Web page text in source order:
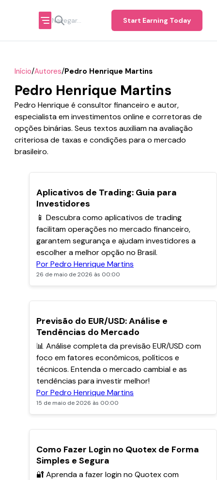
Start Earning Today
Início/Autores/Pedro Henrique Martins
Pedro Henrique Martins
Pedro Henrique é consultor financeiro e autor,
especialista em investimentos online e corretoras de
opções binárias. Seus textos auxiliam na avaliação
criteriosa de taxas e condições para o mercado
brasileiro.
Aplicativos de Trading: Guia para
Investidores
📱 Descubra como aplicativos de trading
facilitam operações no mercado financeiro,
garantem segurança e ajudam investidores a
escolher a melhor opção no Brasil.
Por Pedro Henrique Martins
26 de maio de 2026 às 00:00
Previsão do EUR/USD: Análise e
Tendências do Mercado
📊 Análise completa da previsão EUR/USD com
foco em fatores econômicos, políticos e
técnicos. Entenda o mercado cambial e as
tendências para investir melhor!
Por Pedro Henrique Martins
15 de maio de 2026 às 00:00
POPULARES
Como Fazer Login no Quotex de Forma
Simples e Segura
🔐 Aprenda a fazer login no Quotex com